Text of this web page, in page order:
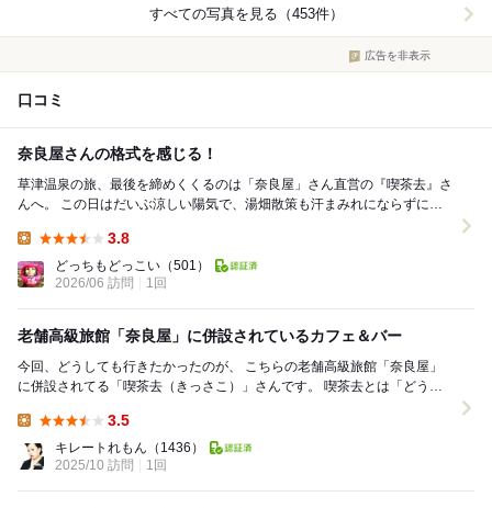
すべての写真を見る（453件）
広告を非表示
口コミ
奈良屋さんの格式を感じる！
草津温泉の旅、最後を締めくくるのは「奈良屋」さん直営の『喫茶去』さ
んへ。 この日はだいぶ涼しい陽気で、湯畑散策も汗まみれにならずに心
3.8
どっちもどっこい （501）
2026/06 訪問
1回
老舗高級旅館「奈良屋」に併設されているカフェ＆バー
今回、どうしても行きたかったのが、 こちらの老舗高級旅館「奈良屋」
に併設されてる「喫茶去（きっさこ）」さんです。 喫茶去とは「どう
3.5
キレートれもん （1436）
2025/10 訪問
1回